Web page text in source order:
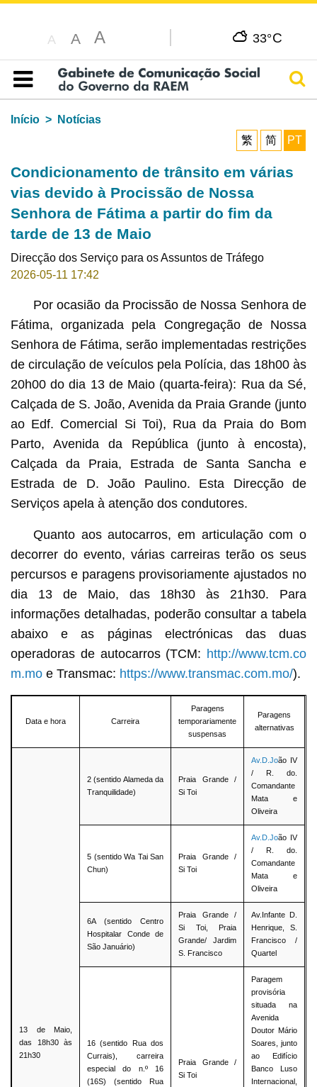
A A A 33°C
Índice
Início
Notícias
繁
简 PT
Condicionamento de trânsito em várias
vias devido à Procissão de Nossa
Senhora de Fátima a partir do fim da
tarde de 13 de Maio
Direcção dos Serviço para os Assuntos de Tráfego
2026-05-11 17:42
Por ocasião da Procissão de Nossa Senhora de
Fátima, organizada pela Congregação de Nossa
Senhora de Fátima, serão implementadas restrições
de circulação de veículos pela Polícia, das 18h00 às
20h00 do dia 13 de Maio (quarta-feira): Rua da Sé,
Calçada de S. João, Avenida da Praia Grande (junto
ao Edf. Comercial Si Toi), Rua da Praia do Bom
Parto, Avenida da República (junto à encosta),
Calçada da Praia, Estrada de Santa Sancha e
Estrada de D. João Paulino. Esta Direcção de
Serviços apela à atenção dos condutores.
Quanto aos autocarros, em articulação com o
decorrer do evento, várias carreiras terão os seus
percursos e paragens provisoriamente ajustados no
dia 13 de Maio, das 18h30 às 21h30. Para
informações detalhadas, poderão consultar a tabela
abaixo e as páginas electrónicas das duas
operadoras de autocarros (TCM: http://www.tcm.co
m.moe Transmac: https://www.transmac.com.mo/).
Data e hora Carreira
Paragens
temporariamente
suspensas
Paragens
alternativas
13 de Maio,
das 18h30 às
21h30
2 (sentido Alameda da
Tranquilidade)
Praia Grande /
Si Toi
Av.D.João IV
/ R. do.
Comandante
Mata e
Oliveira
5 (sentido Wa Tai San
Chun)
Praia Grande /
Si Toi
Av.D.João IV
/ R. do.
Comandante
Mata e
Oliveira
6A (sentido Centro
Hospitalar Conde de
São Januário)
Praia Grande /
Si Toi, Praia
Grande/ Jardim
S. Francisco
Av.Infante D.
Henrique, S.
Francisco /
Quartel
16 (sentido Rua dos
Currais), carreira
especial do n.º 16
(16S) (sentido Rua
Praia Grande /
Si Toi
Paragem
provisória
situada na
Avenida
Doutor Mário
Soares, junto
ao Edifício
Banco Luso
Internacional,